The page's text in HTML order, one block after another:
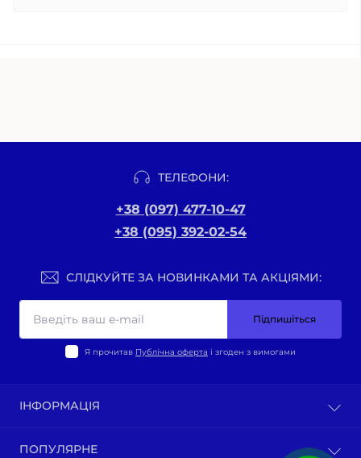
ТЕЛЕФОНИ:
+38 (097) 477-10-47
+38 (095) 392-02-54
СЛІДКУЙТЕ ЗА НОВИНКАМИ ТА АКЦІЯМИ:
Підпишіться
Я прочитав Публічна оферта і згоден з вимогами
ІНФОРМАЦІЯ
ПОПУЛЯРНЕ